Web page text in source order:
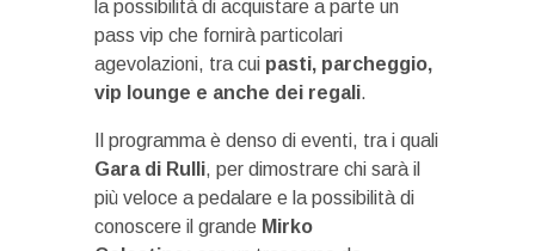
la possibilità di acquistare a parte un
pass vip che fornirà particolari
agevolazioni, tra cui pasti, parcheggio,
vip lounge e anche dei regali.
Il programma è denso di eventi, tra i quali
Gara di Rulli, per dimostrare chi sarà il
più veloce a pedalare e la possibilità di
conoscere il grande Mirko